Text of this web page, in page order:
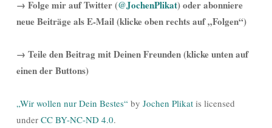
→ Folge mir auf Twitter (@JochenPlikat) oder abonniere
neue Beiträge als E-Mail (klicke oben rechts auf „Folgen“)
→ Teile den Beitrag mit Deinen Freunden (klicke unten auf
einen der Buttons)
„Wir wollen nur Dein Bestes“ by Jochen Plikat is licensed
under CC BY-NC-ND 4.0.